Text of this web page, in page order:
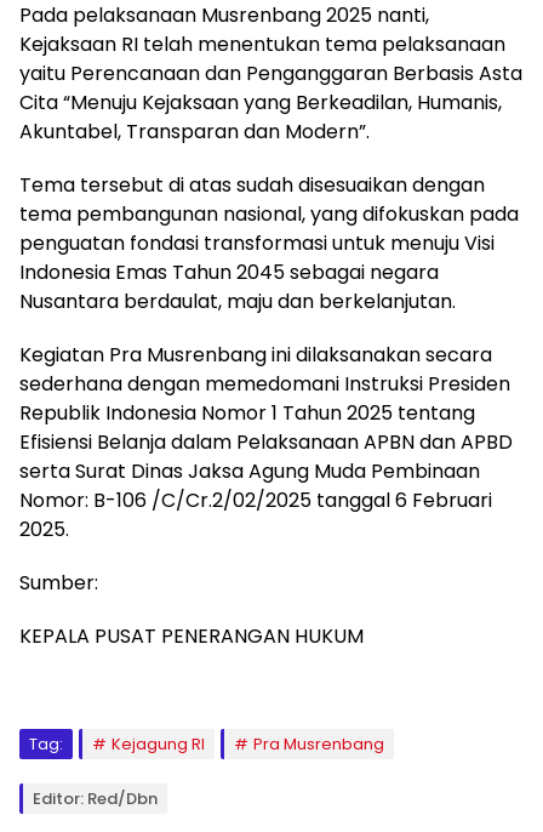
Pada pelaksanaan Musrenbang 2025 nanti,
Kejaksaan RI telah menentukan tema pelaksanaan
yaitu Perencanaan dan Penganggaran Berbasis Asta
Cita “Menuju Kejaksaan yang Berkeadilan, Humanis,
Akuntabel, Transparan dan Modern”.
Tema tersebut di atas sudah disesuaikan dengan
tema pembangunan nasional, yang difokuskan pada
penguatan fondasi transformasi untuk menuju Visi
Indonesia Emas Tahun 2045 sebagai negara
Nusantara berdaulat, maju dan berkelanjutan.
Kegiatan Pra Musrenbang ini dilaksanakan secara
sederhana dengan memedomani Instruksi Presiden
Republik Indonesia Nomor 1 Tahun 2025 tentang
Efisiensi Belanja dalam Pelaksanaan APBN dan APBD
serta Surat Dinas Jaksa Agung Muda Pembinaan
Nomor: B-106 /C/Cr.2/02/2025 tanggal 6 Februari
2025.
Sumber:
KEPALA PUSAT PENERANGAN HUKUM
Tag: Kejagung RI Pra Musrenbang
Editor: Red/Dbn